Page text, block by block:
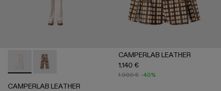
CAMPERLAB LEATHER - AU00041-001 - Pantalon blanc
CAMPERLAB LEATHER - AU00041-002 - Pantalon
CAMPERLAB LEATHER
CAMPERLAB LEATHER
1.140 €
1.900 € -40%